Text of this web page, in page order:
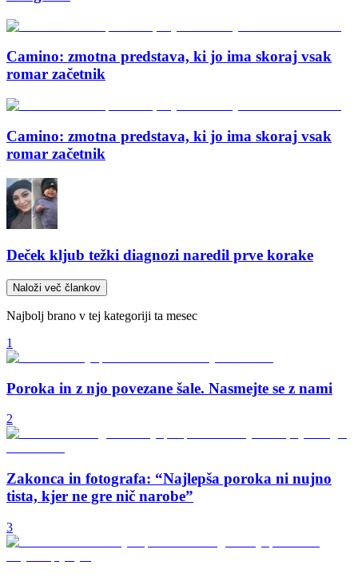
Camino: zmotna predstava, ki jo ima skoraj vsak
romar začetnik
Camino: zmotna predstava, ki jo ima skoraj vsak
romar začetnik
Deček kljub težki diagnozi naredil prve korake
Naloži več člankov
Najbolj brano v tej kategoriji ta mesec
1
Poroka in z njo povezane šale. Nasmejte se z nami
2
Zakonca in fotografa: “Najlepša poroka ni nujno
tista, kjer ne gre nič narobe”
3